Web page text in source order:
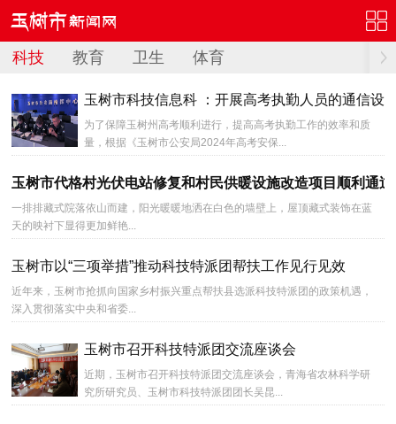
科技 教育 卫生 体育
玉树市科技信息科 ：开展高考执勤人员的通信设
为了保障玉树州高考顺利进行，提高高考执勤工作的效率和质
量，根据《玉树市公安局2024年高考安保...
玉树市代格村光伏电站修复和村民供暖设施改造项目顺利通
一排排藏式院落依山而建，阳光暖暖地洒在白色的墙壁上，屋顶藏式装饰在蓝
天的映衬下显得更加鲜艳...
玉树市以“三项举措”推动科技特派团帮扶工作见行见效
近年来，玉树市抢抓向国家乡村振兴重点帮扶县选派科技特派团的政策机遇，
深入贯彻落实中央和省委...
玉树市召开科技特派团交流座谈会
近期，玉树市召开科技特派团交流座谈会，青海省农林科学研
究所研究员、玉树市科技特派团团长吴昆...